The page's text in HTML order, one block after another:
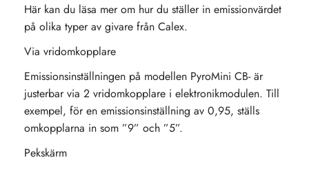
Här kan du läsa mer om hur du ställer in emissionvärdet
på olika typer av givare från Calex.
Via vridomkopplare
Emissionsinställningen på modellen PyroMini CB- är
justerbar via 2 vridomkopplare i elektronikmodulen. Till
exempel, för en emissionsinställning av 0,95, ställs
omkopplarna in som ”9” och ”5”.
Pekskärm